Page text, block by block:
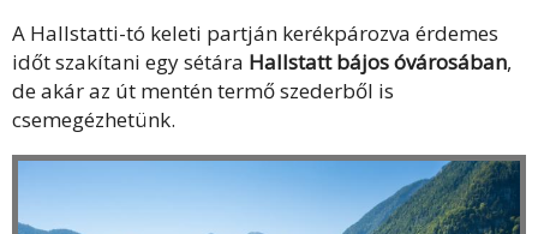
A Hallstatti-tó keleti partján kerékpározva érdemes
időt szakítani egy sétára Hallstatt bájos óvárosában,
de akár az út mentén termő szederből is
csemegézhetünk.